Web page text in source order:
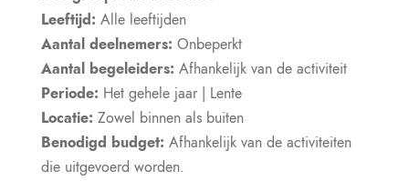
Leeftijd: Alle leeftijden
Aantal deelnemers: Onbeperkt
Aantal begeleiders: Afhankelijk van de activiteit
Periode: Het gehele jaar | Lente
Locatie: Zowel binnen als buiten
Benodigd budget: Afhankelijk van de activiteiten
die uitgevoerd worden.